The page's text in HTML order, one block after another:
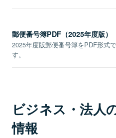
郵便番号簿PDF（2025年度版）
2025年度版郵便番号簿をPDF形式
す。
ビジネス・法人
情報